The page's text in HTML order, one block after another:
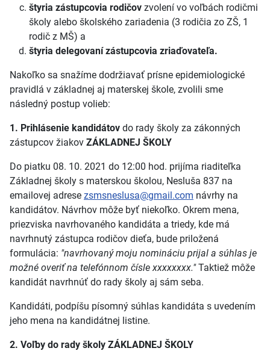
štyria zástupcovia rodičov zvolení vo voľbách rodičmi
školy alebo školského zariadenia (3 rodičia zo ZŠ, 1
rodič z MŠ) a
štyria delegovaní zástupcovia zriaďovateľa.
Nakoľko sa snažíme dodržiavať prísne epidemiologické
pravidlá v základnej aj materskej škole, zvolili sme
následný postup volieb:
1. Prihlásenie kandidátov do rady školy za zákonných
zástupcov žiakov ZÁKLADNEJ ŠKOLY
Do piatku 08. 10. 2021 do 12:00 hod. prijíma riaditeľka
Základnej školy s materskou školou, Nesluša 837 na
emailovej adrese zsmsneslusa@gmail.com návrhy na
kandidátov. Návrhov môže byť niekoľko. Okrem mena,
priezviska navrhovaného kandidáta a triedy, kde má
navrhnutý zástupca rodičov dieťa, bude priložená
formulácia: "navrhovaný moju nomináciu prijal a súhlas je
možné overiť na telefónnom čísle xxxxxxxx."Taktiež môže
kandidát navrhnúť do rady školy aj sám seba.
Kandidáti, podpíšu písomný súhlas kandidáta s uvedením
jeho mena na kandidátnej listine.
2. Voľby do rady školy ZÁKLADNEJ ŠKOLY